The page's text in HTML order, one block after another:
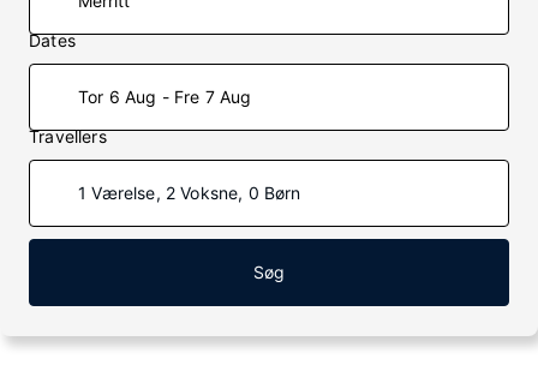
Dates
Tor 6 Aug - Fre 7 Aug
Travellers
1 Værelse, 2 Voksne, 0 Børn
Søg